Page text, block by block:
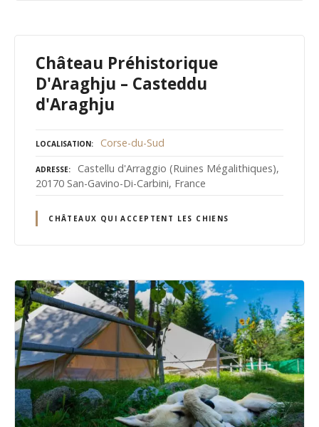
Château Préhistorique
D'Araghju – Casteddu
d'Araghju
LOCALISATION Corse-du-Sud
ADRESSE
Castellu d'Arraggio (Ruines Mégalithiques),
20170 San-Gavino-Di-Carbini, France
CHÂTEAUX QUI ACCEPTENT LES CHIENS